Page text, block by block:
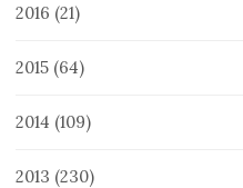
2016 (21)
2015 (64)
2014 (109)
2013 (230)